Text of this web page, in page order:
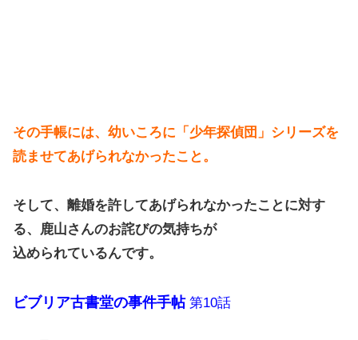
その手帳には、幼いころに「少年探偵団」シリーズを
読ませてあげられなかったこと。
そして、離婚を許してあげられなかったことに対す
る、鹿山さんのお詫びの気持ちが
込められているんです。
ビブリア古書堂の事件手帖第10話